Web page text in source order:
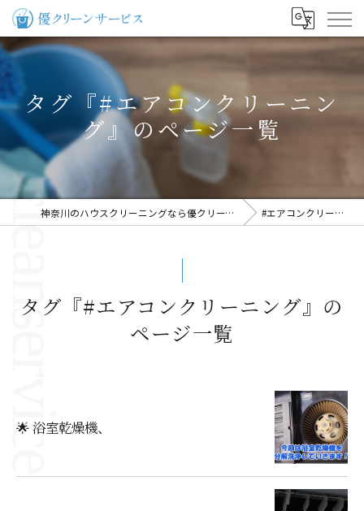
タグ『#エアコンクリーニン
グ』のページ一覧
神奈川のハウスクリーニングなら優クリーンサービス #エアコンクリーニング
タグ『#エアコンクリーニング』の
ページ一覧
🌟 浴室乾燥機、